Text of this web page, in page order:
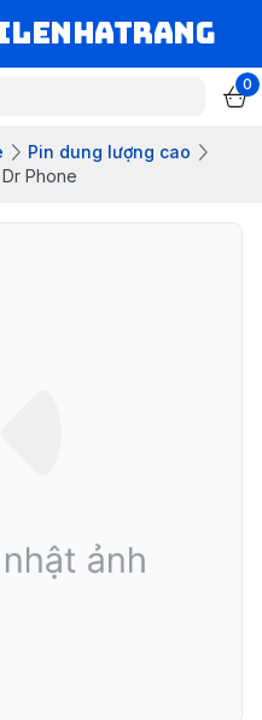
0
Pin dung lượng cao
Phone